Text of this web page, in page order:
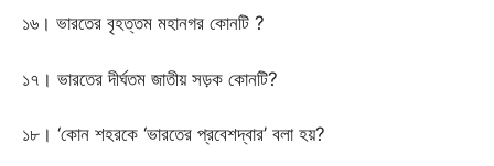
১৬। ভারতের বৃহত্তম মহানগর কোনটি ?
১৭। ভারতের দীর্ঘতম জাতীয় সড়ক কোনটি?
১৮। ‘কোন শহরকে ‘ভারতের প্রবেশদ্বার’ বলা হয়?